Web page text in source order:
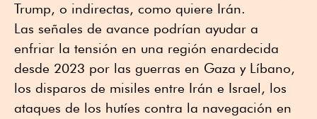
Trump, o indirectas, como quiere Irán.
Las señales de avance podrían ayudar a
enfriar la tensión en una región enardecida
desde 2023 por las guerras en Gaza y Líbano,
los disparos de misiles entre Irán e Israel, los
ataques de los hutíes contra la navegación en